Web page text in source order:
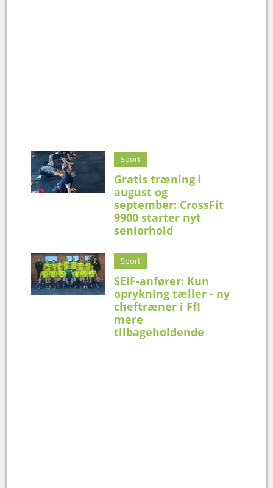
Sport
Gratis træning i
august og
september: CrossFit
9900 starter nyt
seniorhold
Sport
SEIF-anfører: Kun
oprykning tæller - ny
cheftræner i FfI
mere
tilbageholdende